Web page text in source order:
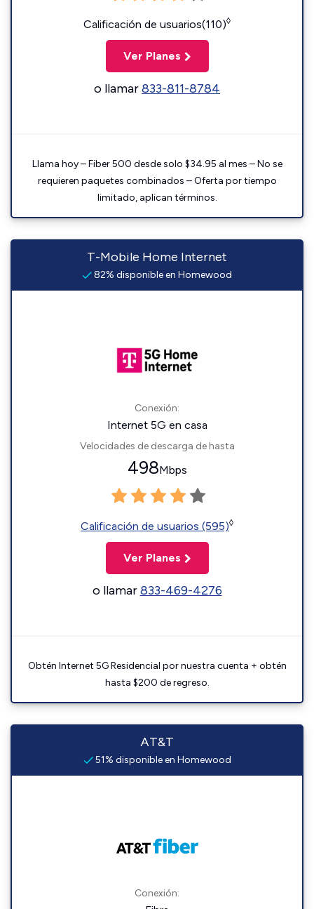
Calificación de usuarios(110)◊
Ver Planes
o llamar833-811-8784
Llama hoy – Fiber 500 desde solo $34.95 al mes – No se
requieren paquetes combinados – Oferta por tiempo
limitado, aplican términos.
T-Mobile Home Internet
82% disponible en Homewood
Conexión:
Internet 5G en casa
Velocidades de descarga de hasta
498Mbps
Calificación de usuarios (595)◊
Ver Planes
o llamar833-469-4276
Obtén Internet 5G Residencial por nuestra cuenta + obtén
hasta $200 de regreso.
AT&T
51% disponible en Homewood
Conexión: